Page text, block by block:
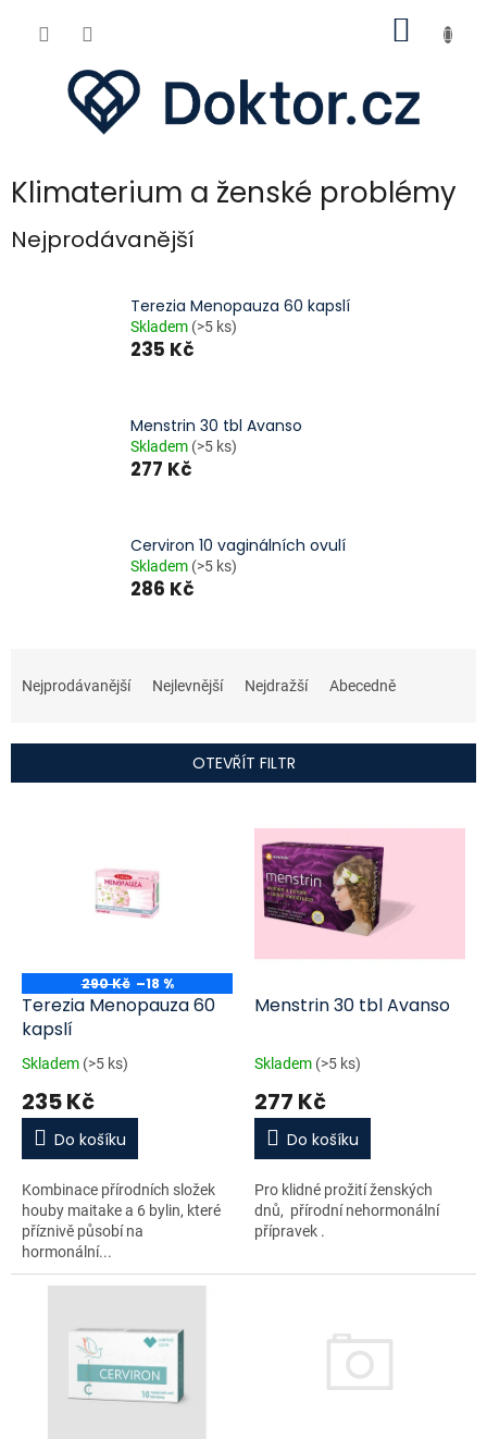
Klimaterium a ženské problémy
Nejprodávanější
Terezia Menopauza 60 kapslí
Skladem (>5 ks)
235 Kč
Menstrin 30 tbl Avanso
Skladem (>5 ks)
277 Kč
Cerviron 10 vaginálních ovulí
Skladem (>5 ks)
286 Kč
a
í
ů
Nejprodávanější Nejlevnější Nejdražší Abecedně
OTEVŘÍT FILTR
o
d
290 Kč –18 %
Terezia Menopauza 60
kapslí
Skladem (>5 ks)
235 Kč
Do košíku
Kombinace přírodních složek
houby maitake a 6 bylin, které
příznivě působí na
hormonální...
Menstrin 30 tbl Avanso
Skladem (>5 ks)
277 Kč
Do košíku
Pro klidné prožití ženských
dnů, přírodní nehormonální
přípravek .